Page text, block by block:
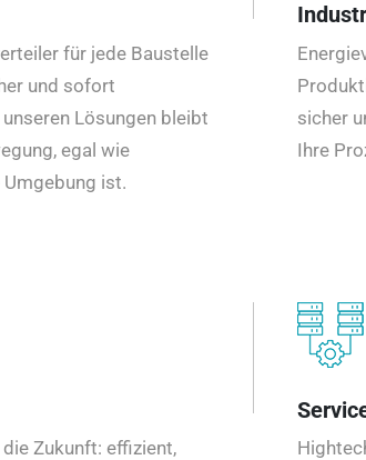
für jede Baustelle
und sofort
Lösungen bleibt
egal wie
ist.
sicher
Ihre
Zukunft: effizient,